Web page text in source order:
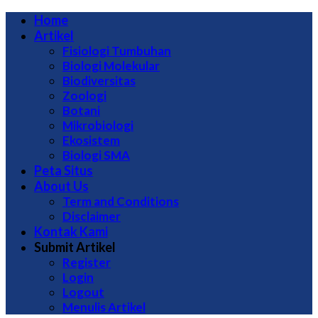
Home
Artikel
Fisiologi Tumbuhan
Biologi Molekular
Biodiversitas
Zoologi
Botani
Mikrobiologi
Ekosistem
Biologi SMA
Peta Situs
About Us
Term and Conditions
Disclaimer
Kontak Kami
Submit Artikel
Register
Login
Logout
Menulis Artikel